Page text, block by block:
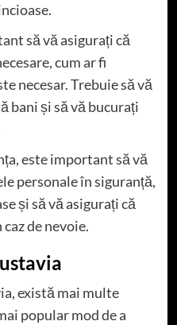
să vă asigurați că
cum ar fi
necesar. Trebuie să vă
bani și să vă bucurați
este important să vă
personale în siguranță,
și să vă asigurați că
de nevoie.
există mai multe
popular mod de a